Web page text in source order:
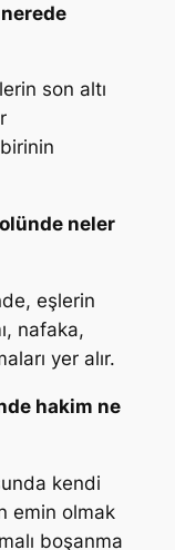
son altı
neler
eşlerin
nafaka,
yer alır.
hakim ne
kendi
emin olmak
boşanma